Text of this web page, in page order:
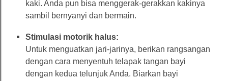
kaki. Anda pun bisa menggerak-gerakkan kakinya
sambil bernyanyi dan bermain.
Stimulasi motorik halus:
Untuk menguatkan jari-jarinya, berikan rangsangan
dengan cara menyentuh telapak tangan bayi
dengan kedua telunjuk Anda. Biarkan bayi